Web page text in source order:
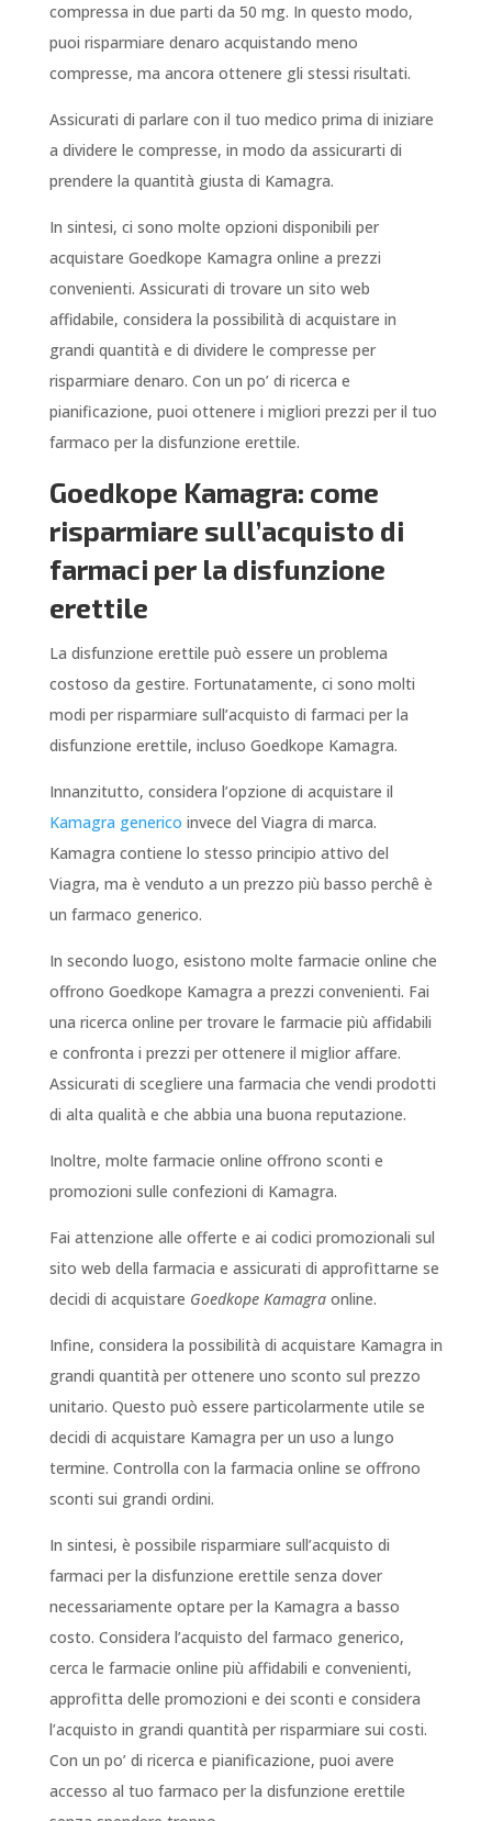
compressa in due parti da 50 mg. In questo modo,
puoi risparmiare denaro acquistando meno
compresse, ma ancora ottenere gli stessi risultati.
Assicurati di parlare con il tuo medico prima di iniziare
a dividere le compresse, in modo da assicurarti di
prendere la quantità giusta di Kamagra.
In sintesi, ci sono molte opzioni disponibili per
acquistare Goedkope Kamagra online a prezzi
convenienti. Assicurati di trovare un sito web
affidabile, considera la possibilità di acquistare in
grandi quantità e di dividere le compresse per
risparmiare denaro. Con un po’ di ricerca e
pianificazione, puoi ottenere i migliori prezzi per il tuo
farmaco per la disfunzione erettile.
Goedkope Kamagra: come
risparmiare sull’acquisto di
farmaci per la disfunzione
erettile
La disfunzione erettile può essere un problema
costoso da gestire. Fortunatamente, ci sono molti
modi per risparmiare sull’acquisto di farmaci per la
disfunzione erettile, incluso Goedkope Kamagra.
Innanzitutto, considera l’opzione di acquistare il
Kamagra generico invece del Viagra di marca.
Kamagra contiene lo stesso principio attivo del
Viagra, ma è venduto a un prezzo più basso perchê è
un farmaco generico.
In secondo luogo, esistono molte farmacie online che
offrono Goedkope Kamagra a prezzi convenienti. Fai
una ricerca online per trovare le farmacie più affidabili
e confronta i prezzi per ottenere il miglior affare.
Assicurati di scegliere una farmacia che vendi prodotti
di alta qualità e che abbia una buona reputazione.
Inoltre, molte farmacie online offrono sconti e
promozioni sulle confezioni di Kamagra.
Fai attenzione alle offerte e ai codici promozionali sul
sito web della farmacia e assicurati di approfittarne se
decidi di acquistare Goedkope Kamagraonline.
Infine, considera la possibilità di acquistare Kamagra in
grandi quantità per ottenere uno sconto sul prezzo
unitario. Questo può essere particolarmente utile se
decidi di acquistare Kamagra per un uso a lungo
termine. Controlla con la farmacia online se offrono
sconti sui grandi ordini.
In sintesi, è possibile risparmiare sull’acquisto di
farmaci per la disfunzione erettile senza dover
necessariamente optare per la Kamagra a basso
costo. Considera l’acquisto del farmaco generico,
cerca le farmacie online più affidabili e convenienti,
approfitta delle promozioni e dei sconti e considera
l’acquisto in grandi quantità per risparmiare sui costi.
Con un po’ di ricerca e pianificazione, puoi avere
accesso al tuo farmaco per la disfunzione erettile